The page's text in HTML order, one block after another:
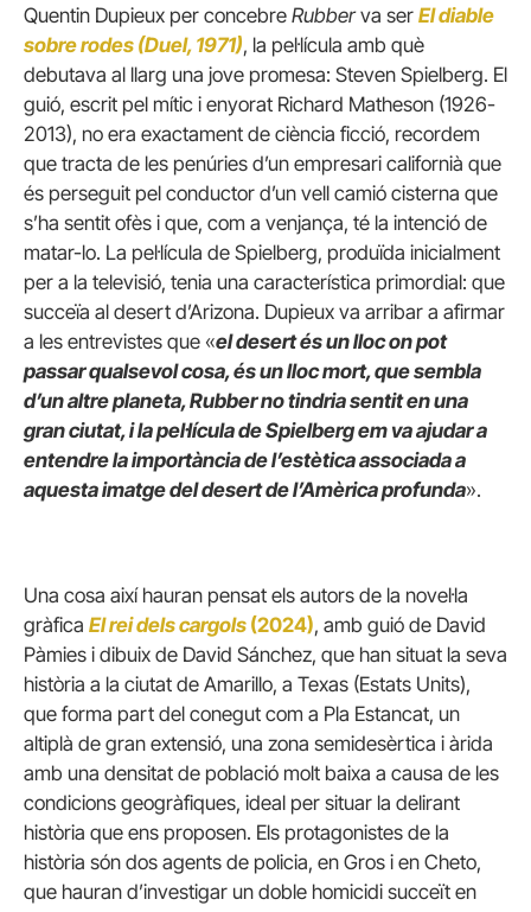
Quentin Dupieux per concebre Rubberva ser El diable
sobre rodes (Duel, 1971), la pel·lícula amb què
debutava al llarg una jove promesa: Steven Spielberg. El
guió, escrit pel mític i enyorat Richard Matheson (1926-
2013), no era exactament de ciència ficció, recordem
que tracta de les penúries d’un empresari californià que
és perseguit pel conductor d’un vell camió cisterna que
s’ha sentit ofès i que, com a venjança, té la intenció de
matar-lo. La pel·lícula de Spielberg, produïda inicialment
per a la televisió, tenia una característica primordial: que
succeïa al desert d’Arizona. Dupieux va arribar a afirmar
a les entrevistes que «el desert és un lloc on pot
passar qualsevol cosa, és un lloc mort, que sembla
d’un altre planeta, Rubber no tindria sentit en una
gran ciutat, i la pel·lícula de Spielberg em va ajudar a
entendre la importància de l’estètica associada a
aquesta imatge del desert de l’Amèrica profunda».
Una cosa així hauran pensat els autors de la novel·la
gràfica El rei dels cargols (2024), amb guió de David
Pàmies i dibuix de David Sánchez, que han situat la seva
història a la ciutat de Amarillo, a Texas (Estats Units),
que forma part del conegut com a Pla Estancat, un
altiplà de gran extensió, una zona semidesèrtica i àrida
amb una densitat de població molt baixa a causa de les
condicions geogràfiques, ideal per situar la delirant
història que ens proposen. Els protagonistes de la
història són dos agents de policia, en Gros i en Cheto,
que hauran d’investigar un doble homicidi succeït en